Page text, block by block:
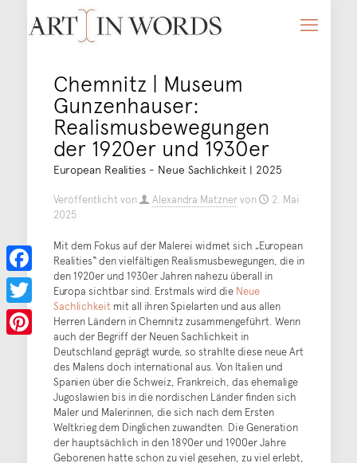
Chemnitz | Museum
Gunzenhauser:
Realismusbewegungen
der 1920er und 1930er
European Realities - Neue Sachlichkeit | 2025
Veröffentlicht von Alexandra Matznervon
2. Mai
2025
Mit dem Fokus auf der Malerei widmet sich „European
Realities“ den vielfältigen Realismusbewegungen, die in
den 1920er und 1930er Jahren nahezu überall in
Europa sichtbar sind. Erstmals wird die Neue
Sachlichkeitmit all ihren Spielarten und aus allen
Herren Ländern in Chemnitz zusammengeführt. Wenn
auch der Begriff der Neuen Sachlichkeit in
Deutschland geprägt wurde, so strahlte diese neue Art
des Malens doch international aus. Von Italien und
Spanien über die Schweiz, Frankreich, das ehemalige
Jugoslawien bis in die nordischen Länder finden sich
Maler und Malerinnen, die sich nach dem Ersten
Weltkrieg dem Dinglichen zuwandten. Die Generation
der hauptsächlich in den 1890er und 1900er Jahre
Geborenen hatte schon zu viel gesehen, zu viel erlebt,
Facebook
Twitter